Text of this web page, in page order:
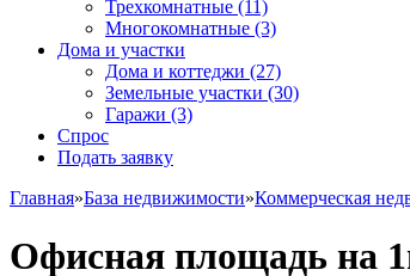
Трехкомнатные (11)
Многокомнатные (3)
Дома и участки
Дома и коттеджи (27)
Земельные участки (30)
Гаражи (3)
Спрос
Подать заявку
Главная»База недвижимости»Коммерческая
Офисная площадь на